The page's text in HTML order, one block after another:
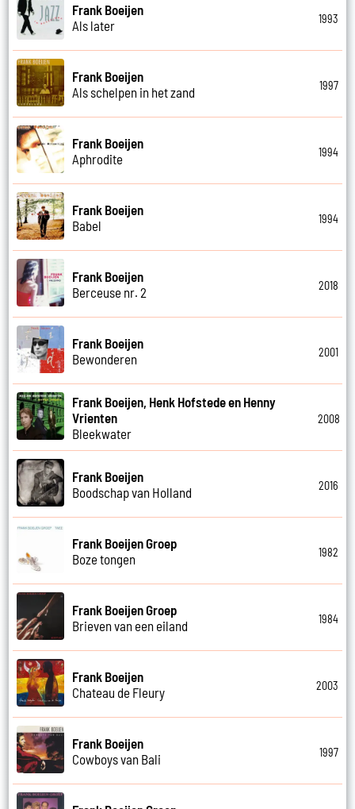
Frank Boeijen
Als later
1993
Frank Boeijen
Als schelpen in het zand
1997
Frank Boeijen
Aphrodite
1994
Frank Boeijen
Babel
1994
Frank Boeijen
Berceuse nr. 2
2018
Frank Boeijen
Bewonderen
2001
Frank Boeijen, Henk Hofstede en Henny
Vrienten
Bleekwater
2008
Frank Boeijen
Boodschap van Holland
2016
Frank Boeijen Groep
Boze tongen
1982
Frank Boeijen Groep
Brieven van een eiland
1984
Frank Boeijen
Chateau de Fleury
2003
Frank Boeijen
Cowboys van Bali
1997